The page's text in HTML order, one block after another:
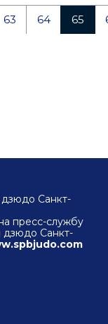
63 64 65
Санкт-
пресс-службу
дзюдо Санкт-